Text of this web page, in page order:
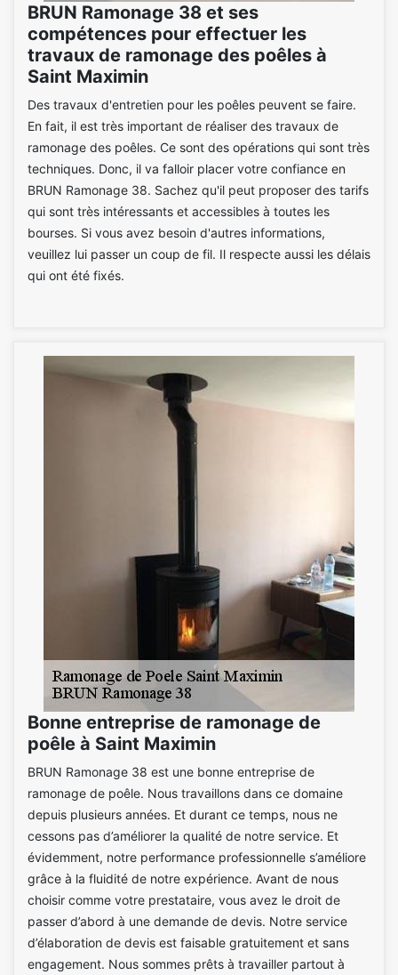
BRUN Ramonage 38 et ses
compétences pour effectuer les
travaux de ramonage des poêles à
Saint Maximin
Des travaux d'entretien pour les poêles peuvent se faire.
En fait, il est très important de réaliser des travaux de
ramonage des poêles. Ce sont des opérations qui sont très
techniques. Donc, il va falloir placer votre confiance en
BRUN Ramonage 38. Sachez qu'il peut proposer des tarifs
qui sont très intéressants et accessibles à toutes les
bourses. Si vous avez besoin d'autres informations,
veuillez lui passer un coup de fil. Il respecte aussi les délais
qui ont été fixés.
Bonne entreprise de ramonage de
poêle à Saint Maximin
BRUN Ramonage 38 est une bonne entreprise de
ramonage de poêle. Nous travaillons dans ce domaine
depuis plusieurs années. Et durant ce temps, nous ne
cessons pas d’améliorer la qualité de notre service. Et
évidemment, notre performance professionnelle s’améliore
grâce à la fluidité de notre expérience. Avant de nous
choisir comme votre prestataire, vous avez le droit de
passer d’abord à une demande de devis. Notre service
d’élaboration de devis est faisable gratuitement et sans
engagement. Nous sommes prêts à travailler partout à